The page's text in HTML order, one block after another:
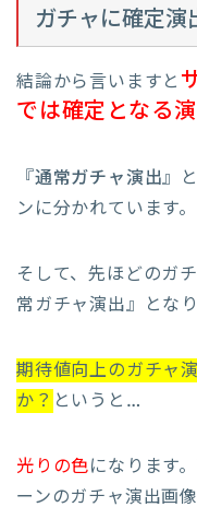
ガチャに確定演
結論から言いますと
では確定となる
『通常ガチャ演出』
ンに分かれています。
そして、先ほどのガ
常ガチャ演出』となり
期待値向上のガチャ
か？ というと…
光りの色になります
ーンのガチャ演出画像